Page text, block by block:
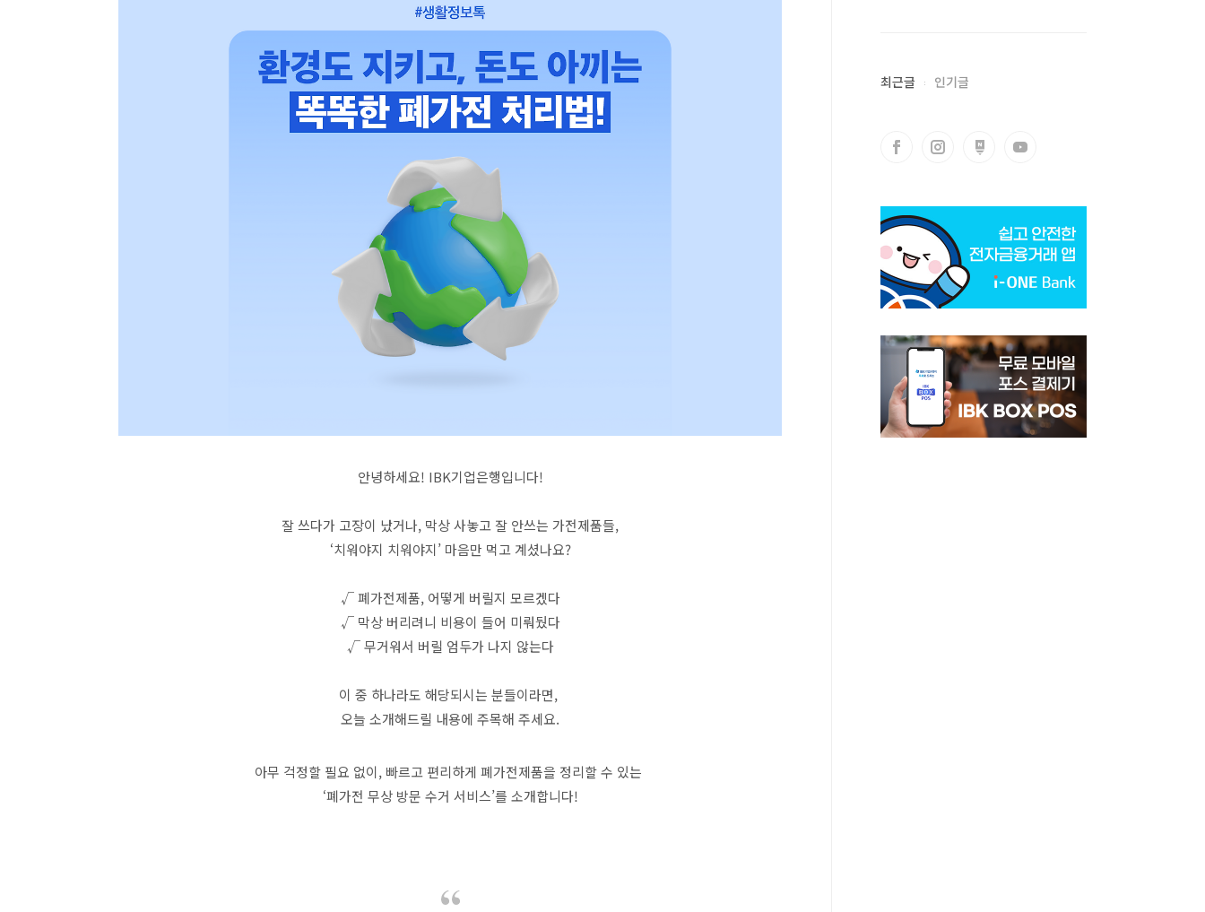
안녕하세요! IBK기업은행입니다!
잘 쓰다가 고장이 났거나, 막상 사놓고 잘 안쓰는 가전제품들,
‘치워야지 치워야지’ 마음만 먹고 계셨나요?
√ 폐가전제품, 어떻게 버릴지 모르겠다
√ 막상 버리려니 비용이 들어 미뤄뒀다
√ 무거워서 버릴 엄두가 나지 않는다
이 중 하나라도 해당되시는 분들이라면,
오늘 소개해드릴 내용에 주목해 주세요.
아무 걱정할 필요 없이, 빠르고 편리하게 폐가전제품을 정리할 수 있는
‘폐가전 무상 방문 수거 서비스’를 소개합니다!
최근글 인기글